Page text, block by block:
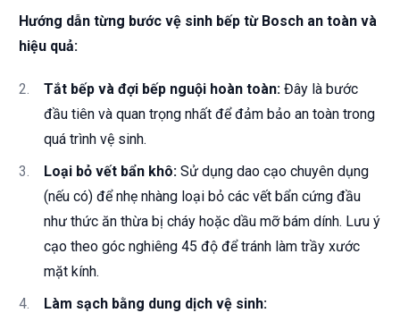
Hướng dẫn từng bước vệ sinh bếp từ Bosch an toàn và
hiệu quả:
Tắt bếp và đợi bếp nguội hoàn toàn: Đây là bước
đầu tiên và quan trọng nhất để đảm bảo an toàn trong
quá trình vệ sinh.
Loại bỏ vết bẩn khô: Sử dụng dao cạo chuyên dụng
(nếu có) để nhẹ nhàng loại bỏ các vết bẩn cứng đầu
như thức ăn thừa bị cháy hoặc dầu mỡ bám dính. Lưu ý
cạo theo góc nghiêng 45 độ để tránh làm trầy xước
mặt kính.
Làm sạch bằng dung dịch vệ sinh: